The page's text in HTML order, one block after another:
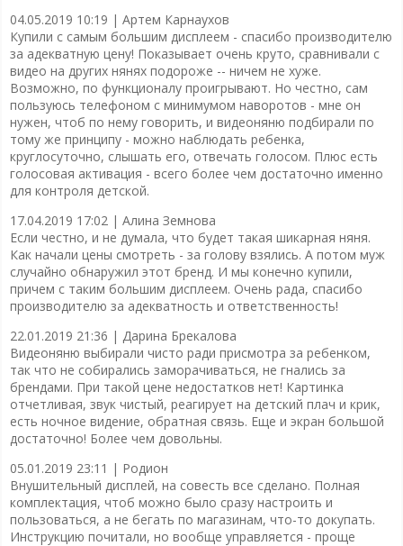
04.05.2019 10:19 | Артем Карнаухов
Купили с самым большим дисплеем - спасибо производителю
за адекватную цену! Показывает очень круто, сравнивали с
видео на других нянях подороже -- ничем не хуже.
Возможно, по функционалу проигрывают. Но честно, сам
пользуюсь телефоном с минимумом наворотов - мне он
нужен, чтоб по нему говорить, и видеоняню подбирали по
тому же принципу - можно наблюдать ребенка,
круглосуточно, слышать его, отвечать голосом. Плюс есть
голосовая активация - всего более чем достаточно именно
для контроля детской.
17.04.2019 17:02 | Алина Земнова
Если честно, и не думала, что будет такая шикарная няня.
Как начали цены смотреть - за голову взялись. А потом муж
случайно обнаружил этот бренд. И мы конечно купили,
причем с таким большим дисплеем. Очень рада, спасибо
производителю за адекватность и ответственность!
22.01.2019 21:36 | Дарина Брекалова
Видеоняню выбирали чисто ради присмотра за ребенком,
так что не собирались заморачиваться, не гнались за
брендами. При такой цене недостатков нет! Картинка
отчетливая, звук чистый, реагирует на детский плач и крик,
есть ночное видение, обратная связь. Еще и экран большой
достаточно! Более чем довольны.
05.01.2019 23:11 | Родион
Внушительный дисплей, на совесть все сделано. Полная
комплектация, чтоб можно было сразу настроить и
пользоваться, а не бегать по магазинам, что-то докупать.
Инструкцию почитали, но вообще управляется - проще